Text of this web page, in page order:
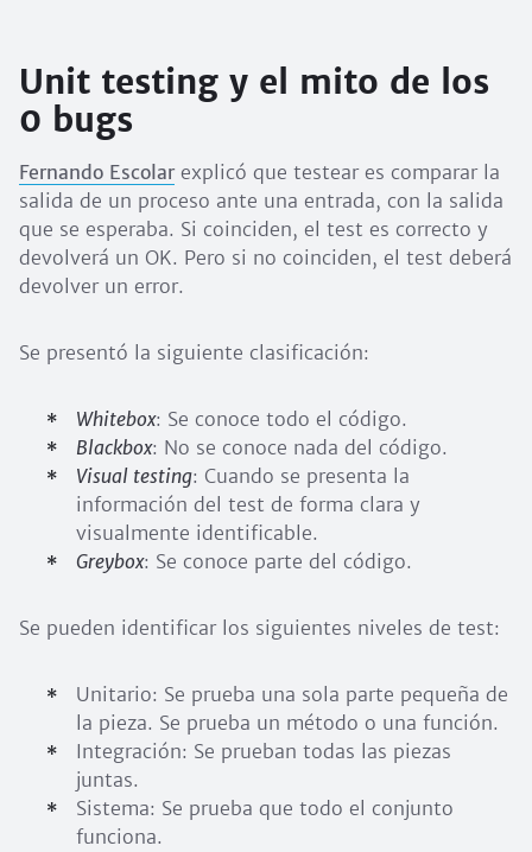
Unit testing y el mito de los
0 bugs
Fernando Escolarexplicó que testear es comparar la
salida de un proceso ante una entrada, con la salida
que se esperaba. Si coinciden, el test es correcto y
devolverá un OK. Pero si no coinciden, el test deberá
devolver un error.
Se presentó la siguiente clasificación:
Whitebox: Se conoce todo el código.
Blackbox: No se conoce nada del código.
Visual testing: Cuando se presenta la
información del test de forma clara y
visualmente identificable.
Greybox: Se conoce parte del código.
Se pueden identificar los siguientes niveles de test:
Unitario: Se prueba una sola parte pequeña de
la pieza. Se prueba un método o una función.
Integración: Se prueban todas las piezas
juntas.
Sistema: Se prueba que todo el conjunto
funciona.